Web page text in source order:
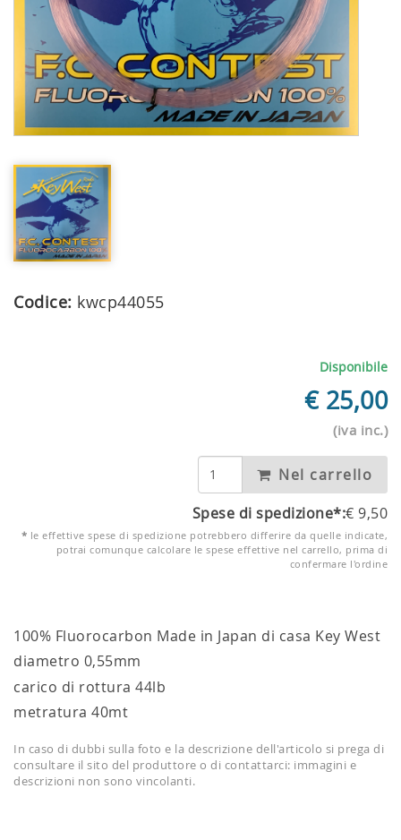
Codice: kwcp44055
Disponibile
€ 25,00
(iva inc.)
Nel carrello
Spese di spedizione*:€ 9,50
* le effettive spese di spedizione potrebbero differire da quelle indicate,
potrai comunque calcolare le spese effettive nel carrello, prima di
confermare l'ordine
100% Fluorocarbon Made in Japan di casa Key West
diametro 0,55mm
carico di rottura 44lb
metratura 40mt
In caso di dubbi sulla foto e la descrizione dell'articolo si prega di
consultare il sito del produttore o di contattarci: immagini e
descrizioni non sono vincolanti.